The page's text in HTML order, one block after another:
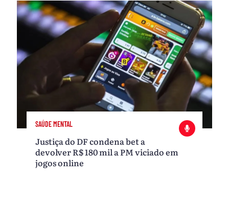
SAÚDE MENTAL
Justiça do DF condena bet a
devolver R$ 180 mil a PM viciado em
jogos online